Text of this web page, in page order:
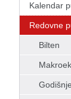
Kalendar
Redovne
Bilten